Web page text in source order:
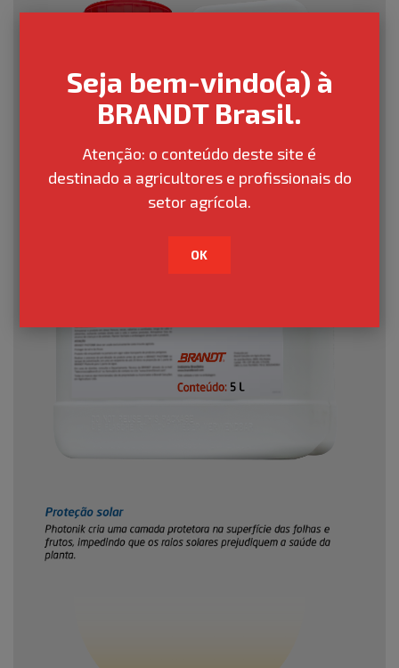
Seja bem-vindo(a) à
BRANDT Brasil.
Atenção: o conteúdo deste site é
destinado a agricultores e profissionais do
setor agrícola.
OK